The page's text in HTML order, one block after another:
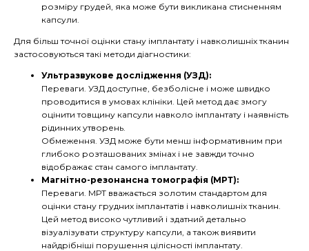
розміру грудей, яка може бути викликана стисненням
капсули.
Для більш точної оцінки стану імплантату і навколишніх тканин
застосовуються такі методи діагностики:
Ультразвукове дослідження (УЗД):
Переваги. УЗД доступне, безболісне і може швидко
проводитися в умовах клініки. Цей метод дає змогу
оцінити товщину капсули навколо імплантату і наявність
рідинних утворень.
Обмеження. УЗД може бути менш інформативним при
глибоко розташованих змінах і не завжди точно
відображає стан самого імплантату.
Магнітно-резонансна томографія (МРТ):
Переваги. МРТ вважається золотим стандартом для
оцінки стану грудних імплантатів і навколишніх тканин.
Цей метод високо чутливий і здатний детально
візуалізувати структуру капсули, а також виявити
найдрібніші порушення цілісності імплантату.